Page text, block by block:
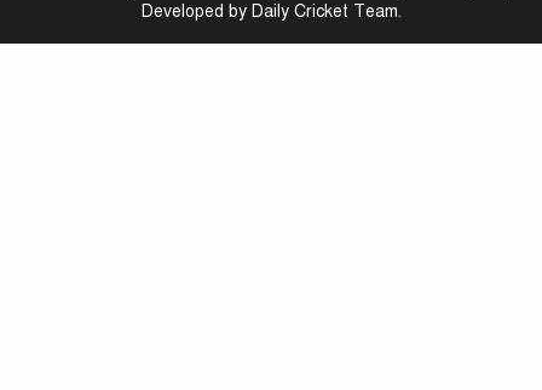
Developed by Daily Cricket Team.